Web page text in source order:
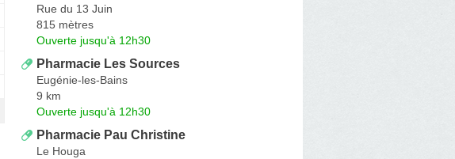
Rue du 13 Juin
815 mètres
Ouverte jusqu'à 12h30
Pharmacie Les Sources
Eugénie-les-Bains
9 km
Ouverte jusqu'à 12h30
Pharmacie Pau Christine
Le Houga